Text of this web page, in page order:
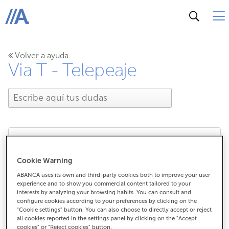
ABANCA
Volver a ayuda
Via T - Telepeaje
¿Qué hago si se avería el
Via-T?
¿Qué hago si se avería el Via-T?
Cookie Warning
ABANCA uses its own and third-party cookies both to improve your user
experience and to show you commercial content tailored to your
interests by analyzing your browsing habits. You can consult and
configure cookies according to your preferences by clicking on the
"Cookie settings" button. You can also choose to directly accept or reject
all cookies reported in the settings panel by clicking on the "Accept
cookies" or "Reject cookies" button.